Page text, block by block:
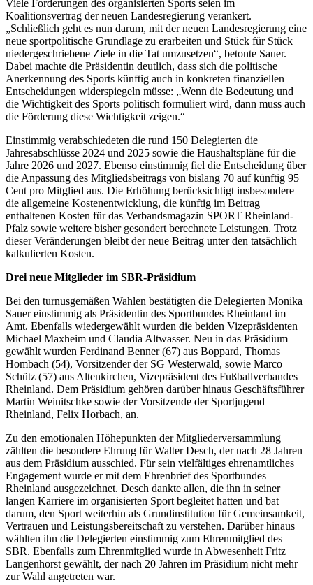
Viele Forderungen des organisierten Sports seien im
Koalitionsvertrag der neuen Landesregierung verankert.
„Schließlich geht es nun darum, mit der neuen Landesregierung eine
neue sportpolitische Grundlage zu erarbeiten und Stück für Stück
niedergeschriebene Ziele in die Tat umzusetzen“, betonte Sauer.
Dabei machte die Präsidentin deutlich, dass sich die politische
Anerkennung des Sports künftig auch in konkreten finanziellen
Entscheidungen widerspiegeln müsse: „Wenn die Bedeutung und
die Wichtigkeit des Sports politisch formuliert wird, dann muss auch
die Förderung diese Wichtigkeit zeigen.“
Einstimmig verabschiedeten die rund 150 Delegierten die
Jahresabschlüsse 2024 und 2025 sowie die Haushaltspläne für die
Jahre 2026 und 2027. Ebenso einstimmig fiel die Entscheidung über
die Anpassung des Mitgliedsbeitrags von bislang 70 auf künftig 95
Cent pro Mitglied aus. Die Erhöhung berücksichtigt insbesondere
die allgemeine Kostenentwicklung, die künftig im Beitrag
enthaltenen Kosten für das Verbandsmagazin SPORT Rheinland-
Pfalz sowie weitere bisher gesondert berechnete Leistungen. Trotz
dieser Veränderungen bleibt der neue Beitrag unter den tatsächlich
kalkulierten Kosten.
Drei neue Mitglieder im SBR-Präsidium
Bei den turnusgemäßen Wahlen bestätigten die Delegierten Monika
Sauer einstimmig als Präsidentin des Sportbundes Rheinland im
Amt. Ebenfalls wiedergewählt wurden die beiden Vizepräsidenten
Michael Maxheim und Claudia Altwasser. Neu in das Präsidium
gewählt wurden Ferdinand Benner (67) aus Boppard, Thomas
Hombach (54), Vorsitzender der SG Westerwald, sowie Marco
Schütz (57) aus Altenkirchen, Vizepräsident des Fußballverbandes
Rheinland. Dem Präsidium gehören darüber hinaus Geschäftsführer
Martin Weinitschke sowie der Vorsitzende der Sportjugend
Rheinland, Felix Horbach, an.
Zu den emotionalen Höhepunkten der Mitgliederversammlung
zählten die besondere Ehrung für Walter Desch, der nach 28 Jahren
aus dem Präsidium ausschied. Für sein vielfältiges ehrenamtliches
Engagement wurde er mit dem Ehrenbrief des Sportbundes
Rheinland ausgezeichnet. Desch dankte allen, die ihn in seiner
langen Karriere im organisierten Sport begleitet hatten und bat
darum, den Sport weiterhin als Grundinstitution für Gemeinsamkeit,
Vertrauen und Leistungsbereitschaft zu verstehen. Darüber hinaus
wählten ihn die Delegierten einstimmig zum Ehrenmitglied des
SBR. Ebenfalls zum Ehrenmitglied wurde in Abwesenheit Fritz
Langenhorst gewählt, der nach 20 Jahren im Präsidium nicht mehr
zur Wahl angetreten war.